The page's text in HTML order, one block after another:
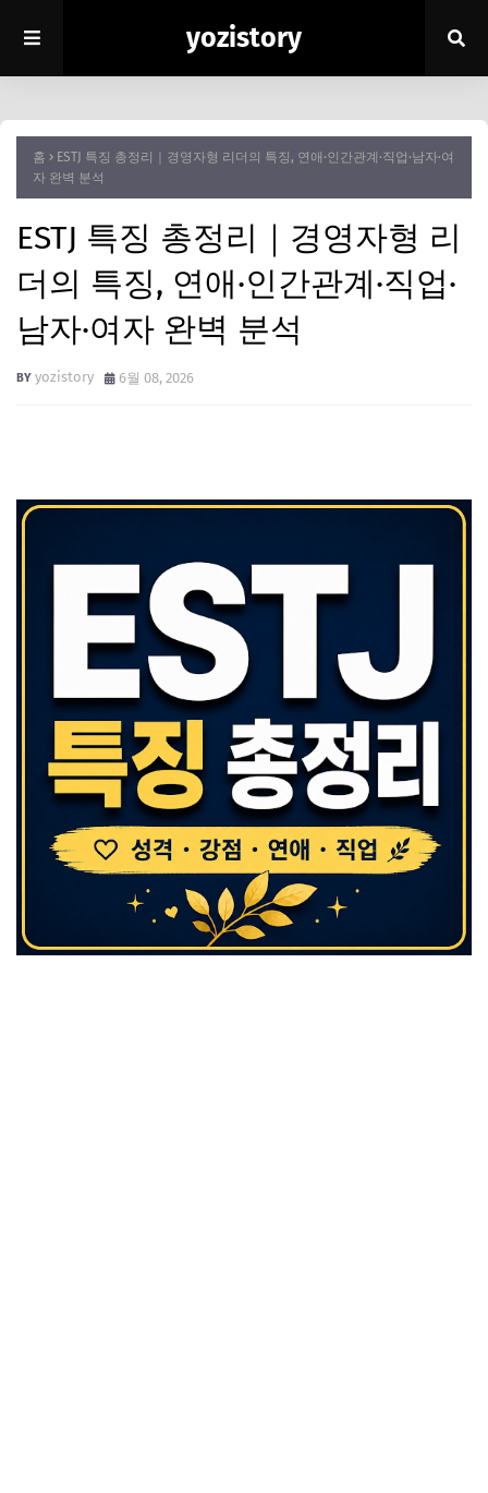
yozistory
홈
ESTJ 특징 총정리｜경영자형 리더의 특징, 연애·인간관계·직업·남자·여
자 완벽 분석
ESTJ 특징 총정리｜경영자형 리
더의 특징, 연애·인간관계·직업·
남자·여자 완벽 분석
yozistory 6월 08, 2026